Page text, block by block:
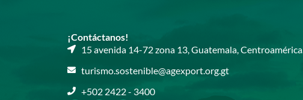
¡Contáctanos!
15 avenida 14-72 zona 13, Guatemala, Centroamérica.​
turismo.sostenible@agexport.org.gt​
+502 2422 - 3400​​